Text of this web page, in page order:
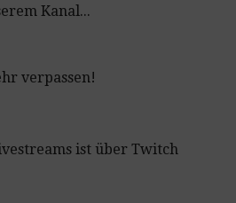
Kanal...
verpassen!
ist über Twitch